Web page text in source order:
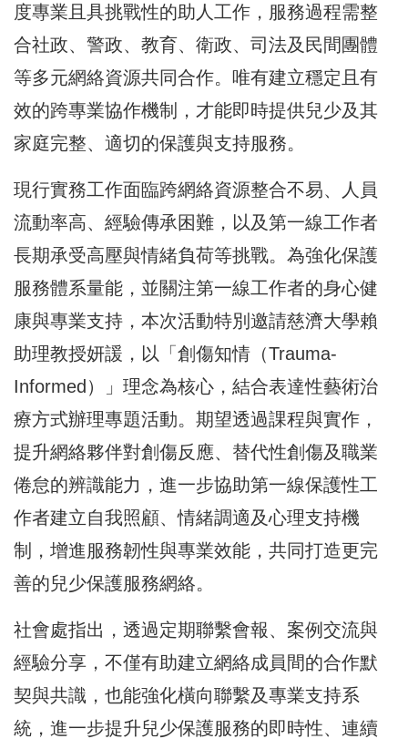
度專業且具挑戰性的助人工作，服務過程需整
合社政、警政、教育、衛政、司法及民間團體
等多元網絡資源共同合作。唯有建立穩定且有
效的跨專業協作機制，才能即時提供兒少及其
家庭完整、適切的保護與支持服務。
現行實務工作面臨跨網絡資源整合不易、人員
流動率高、經驗傳承困難，以及第一線工作者
長期承受高壓與情緒負荷等挑戰。為強化保護
服務體系量能，並關注第一線工作者的身心健
康與專業支持，本次活動特別邀請慈濟大學賴
助理教授妍諼，以「創傷知情（Trauma-
Informed）」理念為核心，結合表達性藝術治
療方式辦理專題活動。期望透過課程與實作，
提升網絡夥伴對創傷反應、替代性創傷及職業
倦怠的辨識能力，進一步協助第一線保護性工
作者建立自我照顧、情緒調適及心理支持機
制，增進服務韌性與專業效能，共同打造更完
善的兒少保護服務網絡。
社會處指出，透過定期聯繫會報、案例交流與
經驗分享，不僅有助建立網絡成員間的合作默
契與共識，也能強化橫向聯繫及專業支持系
統，進一步提升兒少保護服務的即時性、連續